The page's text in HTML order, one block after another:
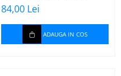
84,00 Lei
ADAUGA IN COS